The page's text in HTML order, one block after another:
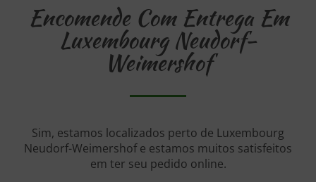
Encomende Com Entrega Em
Luxembourg Neudorf-
Weimershof
Sim, estamos localizados perto de Luxembourg
Neudorf-Weimershof e estamos muitos satisfeitos
em ter seu pedido online.